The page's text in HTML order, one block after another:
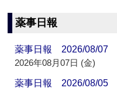
薬事日報
薬事日報 2026/08/07
2026年08月07日 (金)
薬事日報 2026/08/05